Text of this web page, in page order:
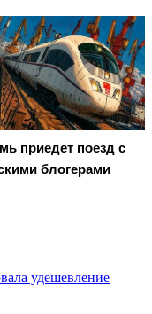
приедет поезд с
блогерами
удешевление